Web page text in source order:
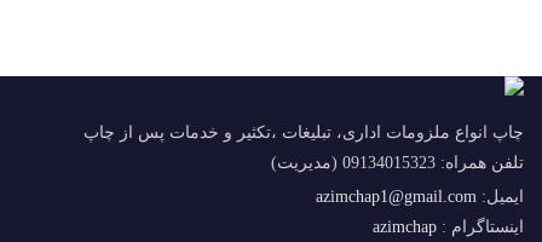
چاپ انواع ملزومات اداری، تبلیغات ،تکثیر و خدمات پس از چاپ
تلفن همراه: 09134015323 (مدیریت)
ایمیل: azimchap1@gmail.com
اینستاگرام : azimchap